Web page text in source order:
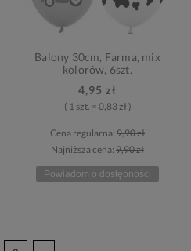
Balony 30cm, Farma, mix
kolorów, 6szt.
4,95 zł
( 1 szt. = 0,83 zł )
Cena regularna: 9,90 zł
Najniższa cena: 9,90 zł
Powiadom o dostępności